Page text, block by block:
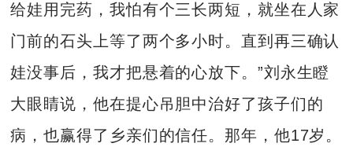
给娃用完药，我怕有个三长两短，就坐在人家
门前的石头上等了两个多小时。直到再三确认
娃没事后，我才把悬着的心放下。”刘永生瞪
大眼睛说，他在提心吊胆中治好了孩子们的
病，也赢得了乡亲们的信任。那年，他17岁。